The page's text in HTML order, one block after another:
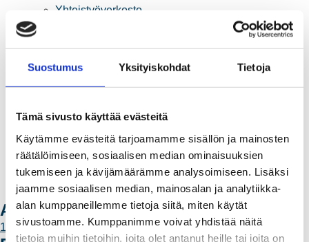
Suostumus Yksityiskohdat Tietoja
Tämä sivusto käyttää evästeitä
Käytämme evästeitä tarjoamamme sisällön ja mainosten
räätälöimiseen, sosiaalisen median ominaisuuksien
tukemiseen ja kävijämäärämme analysoimiseen. Lisäksi
jaamme sosiaalisen median, mainosalan ja analytiikka-
alan kumppaneillemme tietoja siitä, miten käytät
sivustoamme. Kumppanimme voivat yhdistää näitä
tietoja muihin tietoihin, joita olet antanut heille tai joita on
Yhteistyöverkosto
Palvelut
Kulutuksen seuranta
Sähköauton lataaminen
Valtakirja ja asiointi toisen puolesta
Yhteystiedot
Laskutusosoitteet
Ota yhteyttä
Ajankohtaista
11.6.2026 12:00